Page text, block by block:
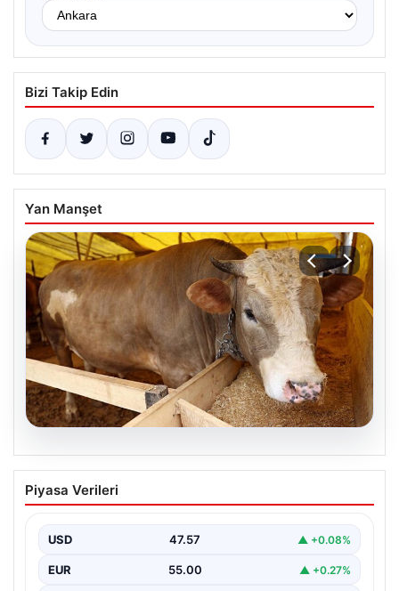
Bizi Takip Edin
Yan Manşet
05.08.2026
Kurbanlık fiyatları il il sorgulama ekranı
2026: Büyükbaş ve küçükbaş canlı kilo
ve tüm illerin kurbanlık fiyatları
Piyasa Verileri
USD 47.57 ▲ +0.08%
EUR 55.00 ▲ +0.27%